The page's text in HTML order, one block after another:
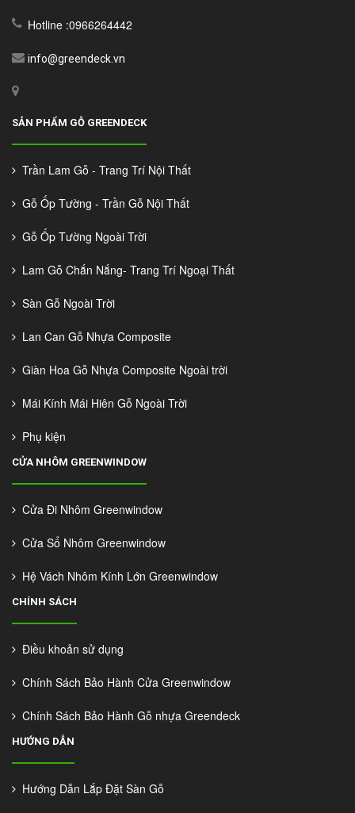
Hotline :0966264442
info@greendeck.vn
SẢN PHẨM GỖ GREENDECK
Trần Lam Gỗ - Trang Trí Nội Thất
Gỗ Ốp Tường - Trần Gỗ Nội Thất
Gỗ Ốp Tường Ngoài Trời
Lam Gỗ Chắn Nắng- Trang Trí Ngoại Thất
Sàn Gỗ Ngoài Trời
Lan Can Gỗ Nhựa Composite
Giàn Hoa Gỗ Nhựa Composite Ngoài trời
Mái Kính Mái Hiên Gỗ Ngoài Trời
Phụ kiện
CỬA NHÔM GREENWINDOW
Cửa Đi Nhôm Greenwindow
Cửa Sổ Nhôm Greenwindow
Hệ Vách Nhôm Kính Lớn Greenwindow
CHÍNH SÁCH
Điều khoản sử dụng
Chính Sách Bảo Hành Cửa Greenwindow
Chính Sách Bảo Hành Gỗ nhựa Greendeck
HƯỚNG DẪN
Hướng Dẫn Lắp Đặt Sàn Gỗ